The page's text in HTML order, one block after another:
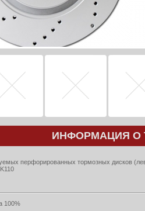
ИНФОРМАЦИЯ О
перфорированных тормозных дисков
100%